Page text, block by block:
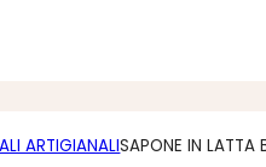
ARTIGIANALISAPONE IN LATTA